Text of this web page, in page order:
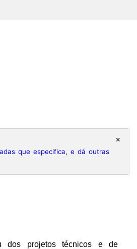
×
que especifica, e dá outras
dos projetos técnicos e de